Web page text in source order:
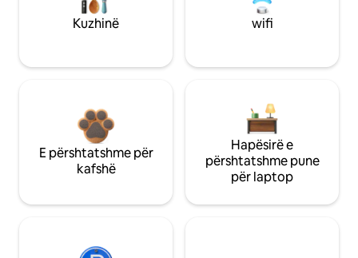
Kuzhinë wifi
E përshtatshme për
kafshë
Hapësirë e
përshtatshme pune
për laptop